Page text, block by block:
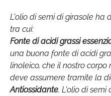
L'olio di semi di girasole ha
tra cui:
Fonte di acidi grassi
una buona fonte di acidi
linoleico, che il nostro
deve assumere tramite la
Antiossidante. L'olio di semi